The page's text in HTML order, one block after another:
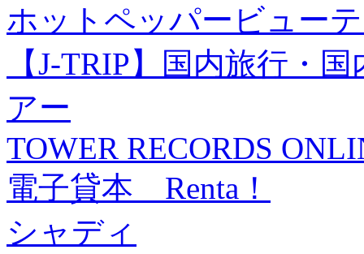
ホットペッパービュー
【J-TRIP】国内旅行・
アー
TOWER RECORDS
電子貸本 Renta！
シャディ